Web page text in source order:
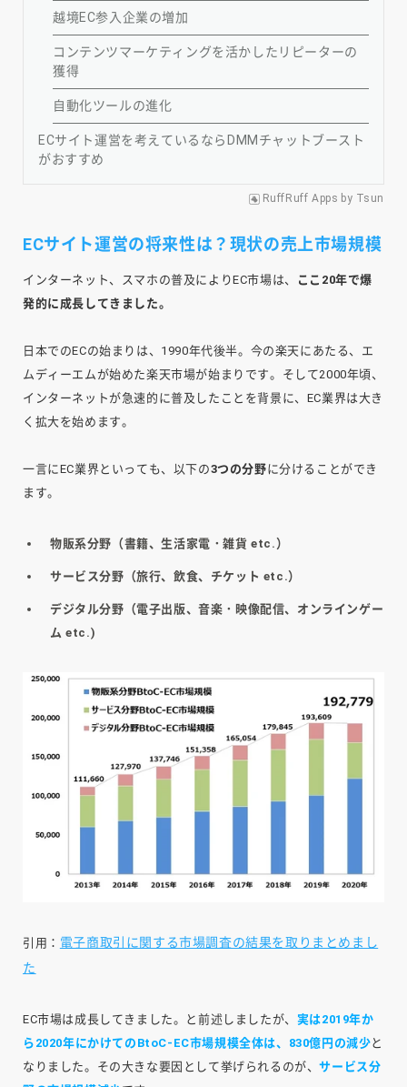
越境EC参入企業の増加
コンテンツマーケティングを活かしたリピーターの
獲得
自動化ツールの進化
ECサイト運営を考えているならDMMチャットブースト
がおすすめ
RuffRuff Apps by Tsun
ECサイト運営の将来性は？現状の売上市場規模
インターネット、スマホの普及によりEC市場は、
ここ20年で爆
発的に成長してきました。
日本でのECの始まりは、1990年代後半。今の楽天にあたる、エ
ムディーエムが始めた楽天市場が始まりです。そして2000年頃、
インターネットが急速的に普及したことを背景に、EC業界は大き
く拡大を始めます。
一言にEC業界といっても、以下の3つの分野に分けることができ
ます。
物販系分野（書籍、生活家電・雑貨 etc.）
サービス分野（旅行、飲食、チケット etc.）
デジタル分野（電子出版、音楽・映像配信、オンラインゲー
ム etc.)
引用： 電子商取引に関する市場調査の結果を取りまとめまし
た
EC市場は成長してきました。と前述しましたが、 実は2019年か
ら2020年にかけてのBtoC-EC市場規模全体は、830億円の減少と
なりました。その大きな要因として挙げられるのが、サービス分